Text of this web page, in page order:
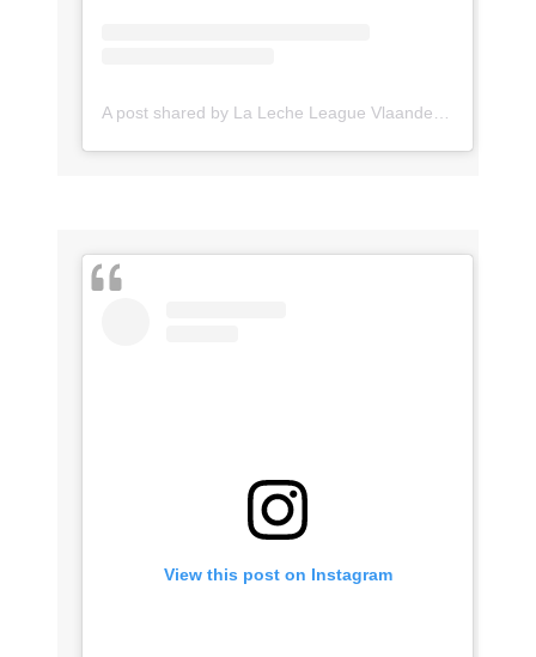
A post shared by La Leche League Vlaanderen (@lll_vlaanderen)
View this post on Instagram